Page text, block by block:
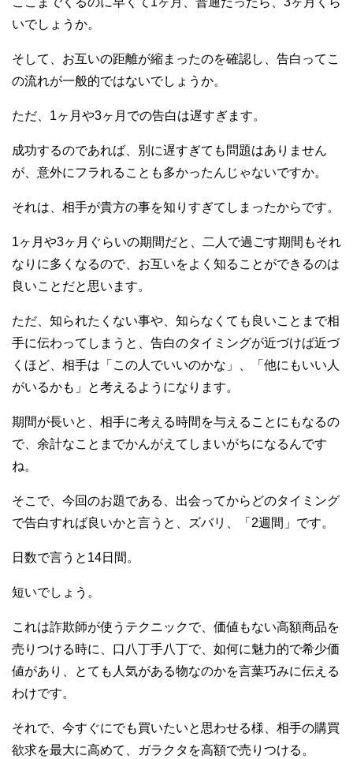
いでしょうか。
そして、お互いの距離が縮まったのを確認し、告白ってこ
の流れが一般的ではないでしょうか。
ただ、1ヶ月や3ヶ月での告白は遅すぎます。
成功するのであれば、別に遅すぎても問題はありません
が、意外にフラれることも多かったんじゃないですか。
それは、相手が貴方の事を知りすぎてしまったからです。
1ヶ月や3ヶ月ぐらいの期間だと、二人で過ごす期間もそれ
なりに多くなるので、お互いをよく知ることができるのは
良いことだと思います。
ただ、知られたくない事や、知らなくても良いことまで相
手に伝わってしまうと、告白のタイミングが近づけば近づ
くほど、相手は「この人でいいのかな」、「他にもいい人
がいるかも」と考えるようになります。
期間が長いと、相手に考える時間を与えることにもなるの
で、余計なことまでかんがえてしまいがちになるんです
ね。
そこで、今回のお題である、出会ってからどのタイミング
で告白すれば良いかと言うと、ズバリ、「2週間」です。
日数で言うと14日間。
短いでしょう。
これは詐欺師が使うテクニックで、価値もない高額商品を
売りつける時に、口八丁手八丁で、如何に魅力的で希少価
値があり、とても人気がある物なのかを言葉巧みに伝える
わけです。
それで、今すぐにでも買いたいと思わせる様、相手の購買
欲求を最大に高めて、ガラクタを高額で売りつける。